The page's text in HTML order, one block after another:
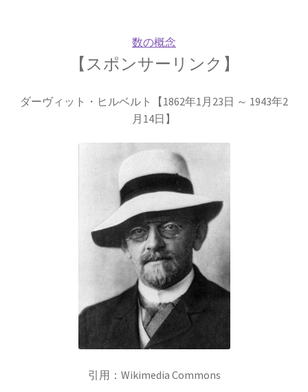
【 医学の視点から光の波動説を発展｜三原色の提唱】
歴史的な集合写真
1927年10月開催
【第五回ソルベー会議】
Ａ＝マリ・アンペール
【電流の仕組みを分かり易く実験で説明】
17世紀生まれの
数の概念
【スポンサーリンク】
ダーヴィット・ヒルベルト【1862年1月23日 ～ 1943年2
月14日】
引用：Wikimedia Commons